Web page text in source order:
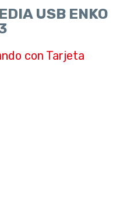
USB ENKO
con Tarjeta